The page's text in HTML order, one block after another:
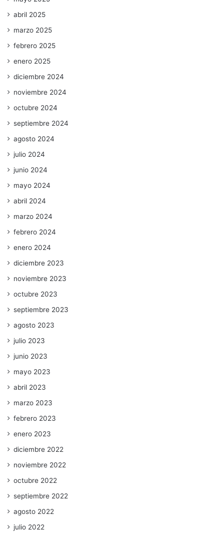
abril 2025
marzo 2025
febrero 2025
enero 2025
diciembre 2024
noviembre 2024
octubre 2024
septiembre 2024
agosto 2024
julio 2024
junio 2024
mayo 2024
abril 2024
marzo 2024
febrero 2024
enero 2024
diciembre 2023
noviembre 2023
octubre 2023
septiembre 2023
agosto 2023
julio 2023
junio 2023
mayo 2023
abril 2023
marzo 2023
febrero 2023
enero 2023
diciembre 2022
noviembre 2022
octubre 2022
septiembre 2022
agosto 2022
julio 2022